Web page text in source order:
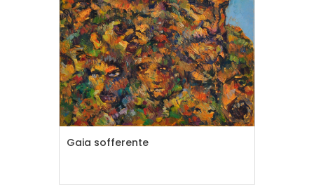
Gaia sofferente